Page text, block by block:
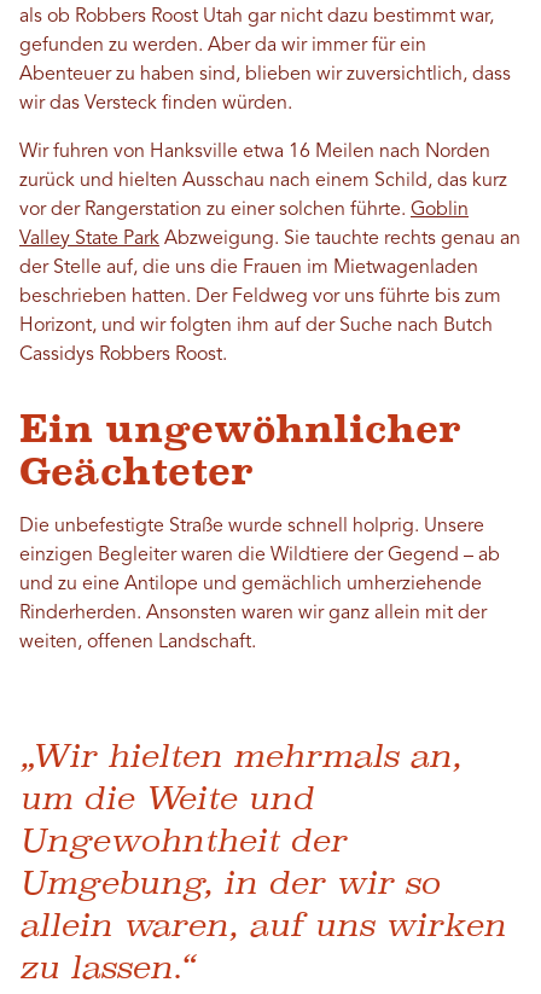
als ob Robbers Roost Utah gar nicht dazu bestimmt war,
gefunden zu werden. Aber da wir immer für ein
Abenteuer zu haben sind, blieben wir zuversichtlich, dass
wir das Versteck finden würden.
Wir fuhren von Hanksville etwa 16 Meilen nach Norden
zurück und hielten Ausschau nach einem Schild, das kurz
vor der Rangerstation zu einer solchen führte. Goblin
Valley State Park Abzweigung. Sie tauchte rechts genau an
der Stelle auf, die uns die Frauen im Mietwagenladen
beschrieben hatten. Der Feldweg vor uns führte bis zum
Horizont, und wir folgten ihm auf der Suche nach Butch
Cassidys Robbers Roost.
Ein ungewöhnlicher
Geächteter
Die unbefestigte Straße wurde schnell holprig. Unsere
einzigen Begleiter waren die Wildtiere der Gegend – ab
und zu eine Antilope und gemächlich umherziehende
Rinderherden. Ansonsten waren wir ganz allein mit der
weiten, offenen Landschaft.
„Wir hielten mehrmals an,
um die Weite und
Ungewohntheit der
Umgebung, in der wir so
allein waren, auf uns wirken
zu lassen.“